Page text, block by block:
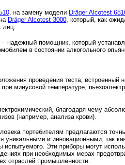
, на замену модели Dräger Alcotest
Dräger Alcotest 3000 , который, как
лиц.
– надежный помощник, который
в состоянии алкогольного
проведения теста, встроенный
минусовой температуре,
благодаря чему
(например, анализа крови).
портебителям предлагаются
уникальными и инновационными, так
Эти приборы могут
при необходимых мерах
отраслей промышленности.